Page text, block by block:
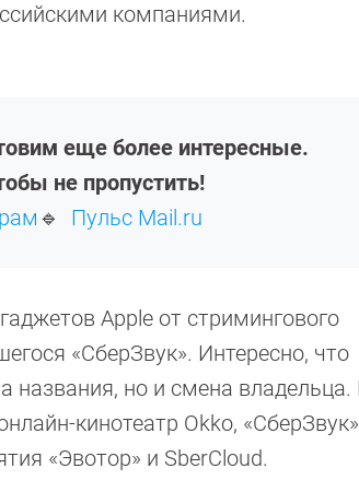
компаниями.
еще более интересные.
не пропустить!
🔹 Пульс Mail.ru
Apple от стримингового
«СберЗвук». Интересно, что
названия, но и смена
кинотеатр Okko,
«Эвотор» и SberCloud.